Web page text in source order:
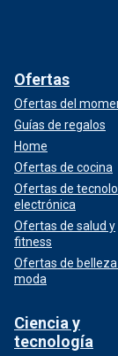
Ofertas
Ofertas del
Guías de regalos
Home
Ofertas de cocina
Ofertas de
electrónica
Ofertas de salud y
fitness
Ofertas de
moda
Ciencia y
tecnología